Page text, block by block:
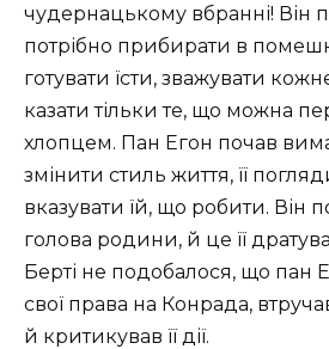
чудернацькому вбранні! Він
потрібно прибирати в
готувати їсти, зважувати
казати тільки те, що можна
хлопцем. Пан Егон почав
змінити стиль життя, її
вказувати їй, що робити. Він
голова родини, й це її
Берті не подобалося, що пан
свої права на Конрада,
й критикував її дії.